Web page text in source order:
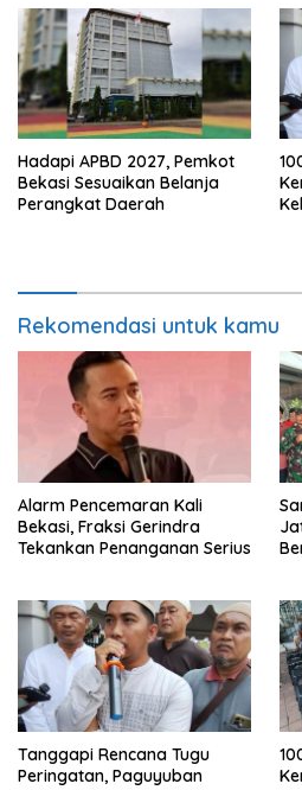
Keselamatan Lebih Dulu
Hadapi APBD 2027, Pemkot
Bekasi Sesuaikan Belanja
Perangkat Daerah
Rekomendasi untuk kamu
Alarm Pencemaran Kali
Bekasi, Fraksi Gerindra
Tekankan Penanganan Serius
Tanggapi Rencana Tugu
Peringatan, Paguyuban